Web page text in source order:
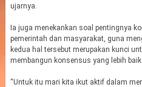
ujarnya.
Ia juga menekankan soal pentingnya
pemerintah dan masyarakat, guna
kedua hal tersebut merupakan kunci
membangun konsensus yang lebih baik.
“Untuk itu mari kita ikut aktif dalam